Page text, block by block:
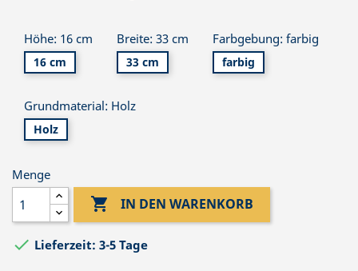
Höhe: 16 cm
16 cm
Breite: 33 cm
33 cm
Farbgebung: farbig
farbig
Grundmaterial: Holz
Holz
Menge
 IN DEN WARENKORB
 Lieferzeit: 3-5 Tage